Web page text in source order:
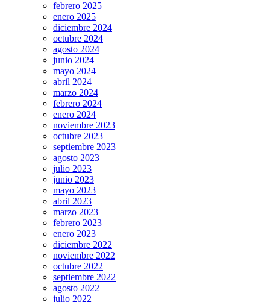
febrero 2025
enero 2025
diciembre 2024
octubre 2024
agosto 2024
junio 2024
mayo 2024
abril 2024
marzo 2024
febrero 2024
enero 2024
noviembre 2023
octubre 2023
septiembre 2023
agosto 2023
julio 2023
junio 2023
mayo 2023
abril 2023
marzo 2023
febrero 2023
enero 2023
diciembre 2022
noviembre 2022
octubre 2022
septiembre 2022
agosto 2022
julio 2022